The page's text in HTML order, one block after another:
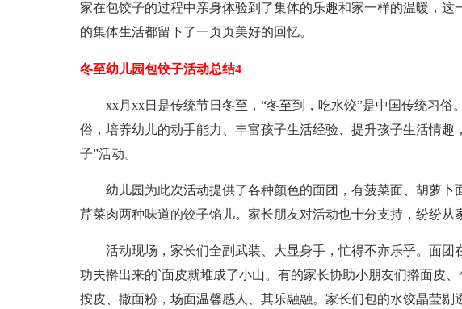
家在包饺子的过程中亲身体验到了集体的乐趣和家一样的温暖，这
的集体生活都留下了一页页美好的回忆。
冬至幼儿园包饺子活动总结4
xx月xx日是传统节日冬至，“冬至到，吃水饺”是中国传统习俗
俗，培养幼儿的动手能力、丰富孩子生活经验、提升孩子生活情趣
子”活动。
幼儿园为此次活动提供了各种颜色的面团，有菠菜面、胡萝卜
芹菜肉两种味道的饺子馅儿。家长朋友对活动也十分支持，纷纷从
活动现场，家长们全副武装、大显身手，忙得不亦乐乎。面团
功夫擀出来的`面皮就堆成了小山。有的家长协助小朋友们擀面皮
按皮、撒面粉，场面温馨感人、其乐融融。家长们包的水饺晶莹剔